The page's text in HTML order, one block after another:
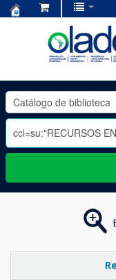
OLADE
-